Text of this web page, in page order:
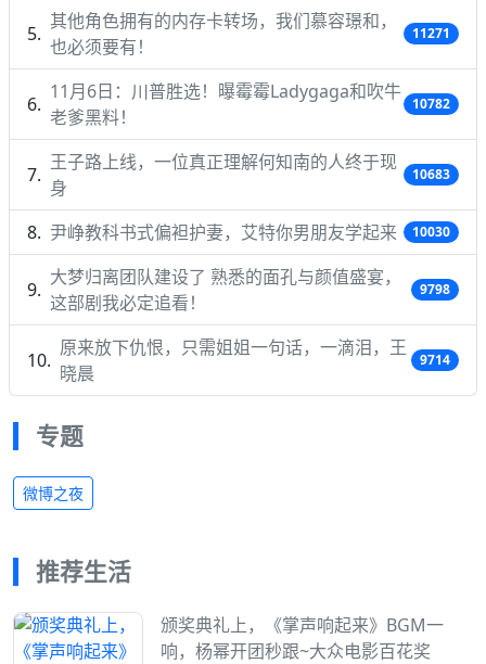
其他角色拥有的内存卡转场，我们慕容璟和，
也必须要有！
11271
11月6日：川普胜选！曝霉霉Ladygaga和吹牛
老爹黑料！
10782
王子路上线，一位真正理解何知南的人终于现
身
10683
尹峥教科书式偏袒护妻，艾特你男朋友学起来 10030
大梦归离团队建设了 熟悉的面孔与颜值盛宴，
这部剧我必定追看！
9798
原来放下仇恨，只需姐姐一句话，一滴泪，王
晓晨
9714
专题
微博之夜
推荐生活
颁奖典礼上，《掌声响起来》BGM一
响，杨幂开团秒跟~大众电影百花奖